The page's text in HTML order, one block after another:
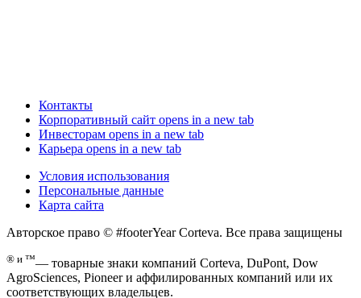
Контакты
Корпоративный сайт opens in a new tab
Инвесторам opens in a new tab
Карьера opens in a new tab
Условия использования
Персональные данные
Карта сайта
Авторское право © #footerYear Corteva. Все права защищены
® и ™— товарные знаки компаний Corteva, DuPont, Dow
AgroSciences, Pioneer и аффилированных компаний или их
соответствующих владельцев.